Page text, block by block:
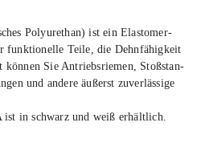
Poly­ure­than) ist ein Elas­to­mer-
funk­tio­nel­le Tei­le, die Dehn­fä­hig­keit
Sie Antriebs­rie­men, Stoß­stan­
und ande­re äußerst zuver­läs­si­ge
in schwarz und weiß erhält­lich.